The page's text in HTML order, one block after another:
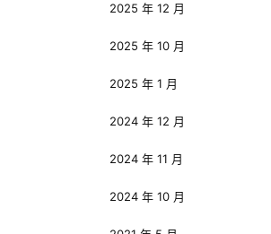
2025 年 12 月
2025 年 10 月
2025 年 1 月
2024 年 12 月
2024 年 11 月
2024 年 10 月